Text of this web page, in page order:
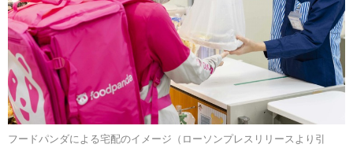
フードパンダによる宅配のイメージ（ローソンプレスリリースより引